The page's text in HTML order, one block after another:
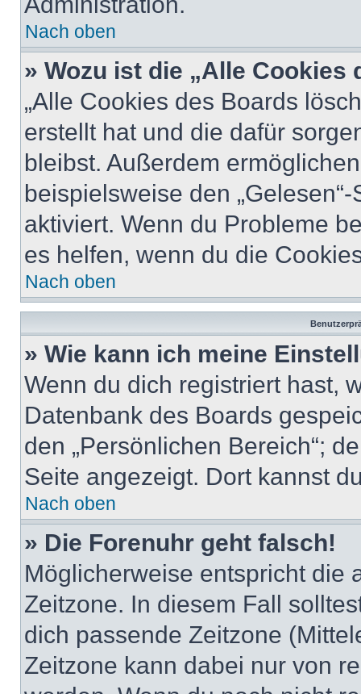
Nach oben
» Wozu ist die „Alle
„Alle Cookies des Boards
erstellt hat und die dafür
bleibst. Außerdem
beispielsweise den
aktiviert. Wenn du Probleme
es helfen, wenn du die
Nach oben
» Wie kann ich meine
Wenn du dich registriert hast,
Datenbank des Boards
den „Persönlichen Bereich“;
Seite angezeigt. Dort kannst
Nach oben
» Die Forenuhr geht falsch!
Möglicherweise entspricht die
Zeitzone. In diesem Fall
dich passende Zeitzone
Zeitzone kann dabei nur von